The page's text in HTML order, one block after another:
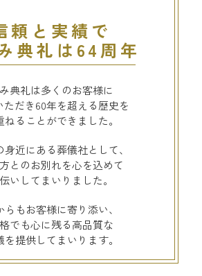
頼と実績で
典礼は64周年
典礼は多くのお客様に
ただき60年を超える歴史を
ねることができました。
身近にある葬儀社として、
とのお別れを心を込めて
いしてまいりました。
らもお客様に寄り添い、
でも心に残る高品質な
を提供してまいります。